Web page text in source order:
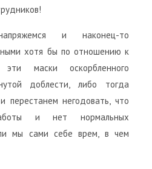
и наконец-то
хотя бы по отношению к
маски оскорбленного
доблести, либо тогда
перестанем негодовать, что
и нет нормальных
мы сами себе врем, в чем